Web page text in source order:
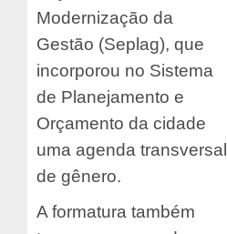
Modernização da
Gestão (Seplag), que
incorporou no Sistema
de Planejamento e
Orçamento da cidade
uma agenda transversal
de gênero.
A formatura também